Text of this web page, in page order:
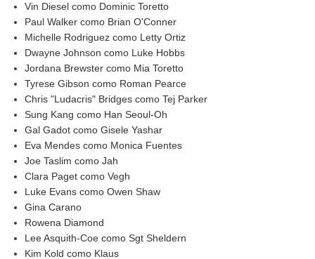
Vin Diesel como Dominic Toretto
Paul Walker como Brian O'Conner
Michelle Rodriguez como Letty Ortiz
Dwayne Johnson como Luke Hobbs
Jordana Brewster como Mia Toretto
Tyrese Gibson como Roman Pearce
Chris "Ludacris" Bridges como Tej Parker
Sung Kang como Han Seoul-Oh
Gal Gadot como Gisele Yashar
Eva Mendes como Monica Fuentes
Joe Taslim como Jah
Clara Paget como Vegh
Luke Evans como Owen Shaw
Gina Carano
Rowena Diamond
Lee Asquith-Coe como Sgt Sheldern
Kim Kold como Klaus